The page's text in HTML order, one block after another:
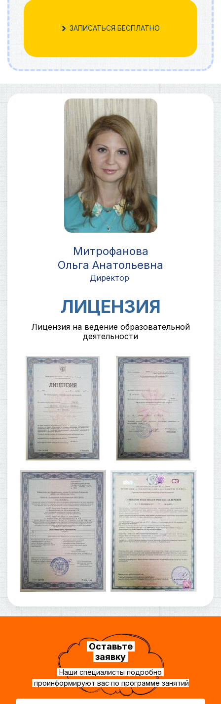
ЗАПИСАТЬСЯ БЕСПЛАТНО
Митрофанова
Ольга Анатольевна
Директор
ЛИЦЕНЗИЯ
Лицензия на ведение образовательной
деятельности
Оставьте
заявку
Наши специалисты подробно
проинформируют вас по программе занятий